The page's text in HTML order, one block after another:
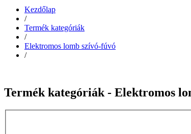
Kezdőlap
/
Termék kategóriák
/
Elektromos lomb szívó-fúvó
/
Termék kategóriák - Elektromos